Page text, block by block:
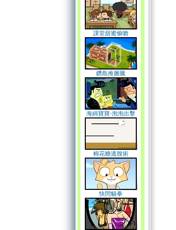
課堂甜蜜偷吻
鑽島推圖騰
海綿寶寶-泡泡出擊
棉花糖逃脫術
快閃貓拳